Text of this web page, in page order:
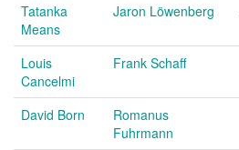
Tatanka
Means
Jaron Löwenberg
Louis
Cancelmi
Frank Schaff
David Born
Romanus
Fuhrmann